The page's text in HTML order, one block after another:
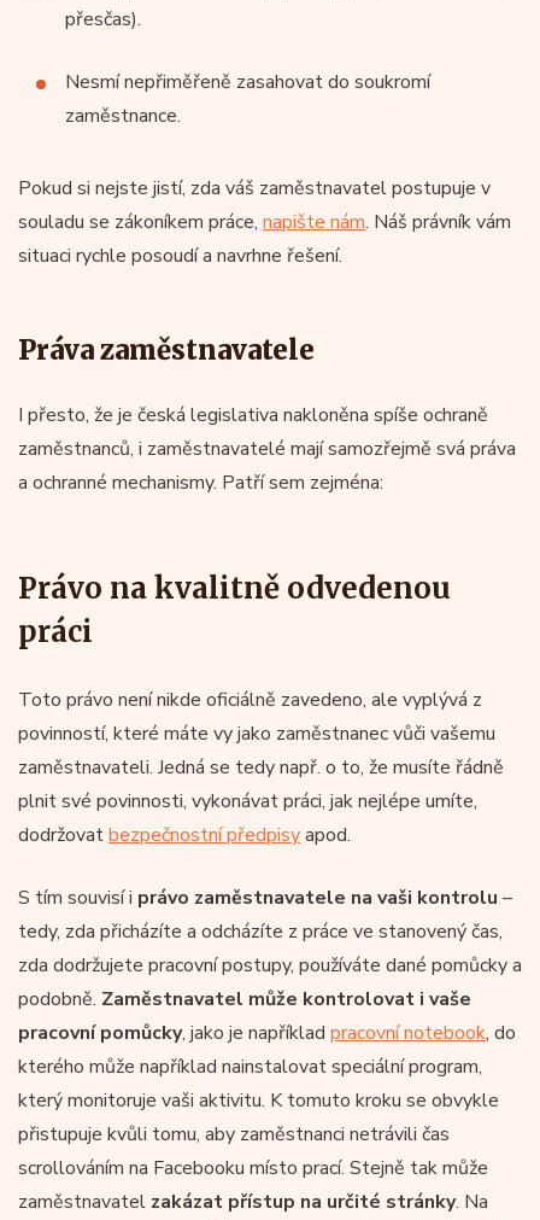
přesčas).
Nesmí nepřiměřeně zasahovat do soukromí
zaměstnance.
Pokud si nejste jistí, zda váš zaměstnavatel postupuje v
souladu se zákoníkem práce, napište nám. Náš právník vám
situaci rychle posoudí a navrhne řešení.
Práva zaměstnavatele
I přesto, že je česká legislativa nakloněna spíše ochraně
zaměstnanců, i zaměstnavatelé mají samozřejmě svá práva
a ochranné mechanismy. Patří sem zejména:
Právo na kvalitně odvedenou
práci
Toto právo není nikde oficiálně zavedeno, ale vyplývá z
povinností, které máte vy jako zaměstnanec vůči vašemu
zaměstnavateli. Jedná se tedy např. o to, že musíte řádně
plnit své povinnosti, vykonávat práci, jak nejlépe umíte,
dodržovatbezpečnostní předpisyapod.
S tím souvisí i právo zaměstnavatele na vaši kontrolu –
tedy, zda přicházíte a odcházíte z práce ve stanovený čas,
zda dodržujete pracovní postupy, používáte dané pomůcky a
podobně. Zaměstnavatel může kontrolovat i vaše
pracovní pomůcky, jako je například pracovní notebook, do
kterého může například nainstalovat speciální program,
který monitoruje vaši aktivitu. K tomuto kroku se obvykle
přistupuje kvůli tomu, aby zaměstnanci netrávili čas
scrollováním na Facebooku místo prací. Stejně tak může
zaměstnavatel zakázat přístup na určité stránky. Na